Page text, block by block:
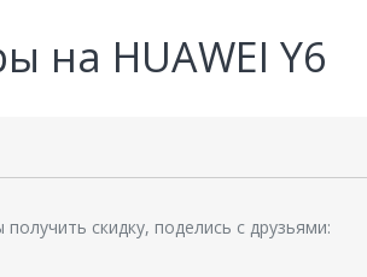
на HUAWEI Y6
скидку, поделись с друзьями: